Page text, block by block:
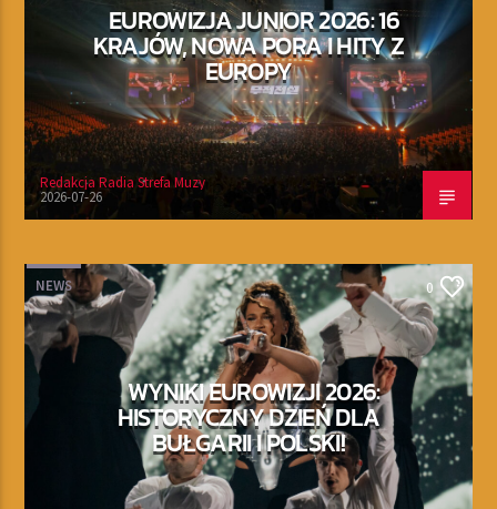
EUROWIZJA JUNIOR 2026: 16
KRAJÓW, NOWA PORA I HITY Z
EUROPY
Redakcja Radia Strefa Muzy
2026-07-26
NEWS 0
WYNIKI EUROWIZJI 2026:
HISTORYCZNY DZIEŃ DLA
BUŁGARII I POLSKI!